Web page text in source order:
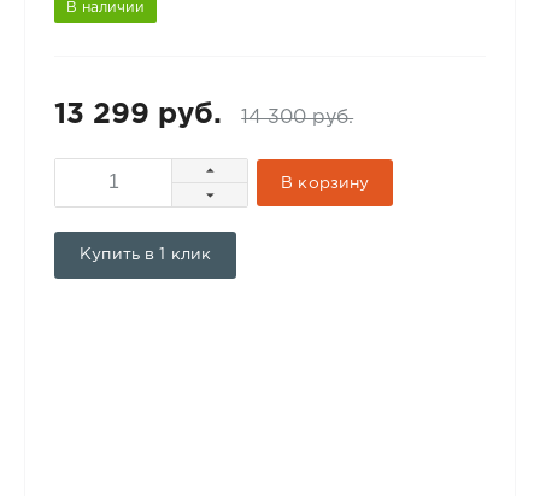
В наличии
13 299 руб. 14 300 руб.
В корзину
Купить в 1 клик